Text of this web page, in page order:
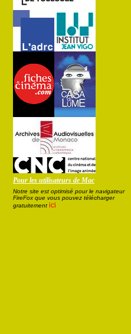
Pour les utilisateurs de Mac
Notre site est optimisé pour le navigateur
FireFox que vous pouvez télécharger
gratuitement ici